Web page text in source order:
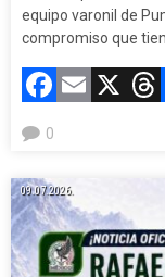
equipo varonil de
compromiso que
X
0
09.07.2026.